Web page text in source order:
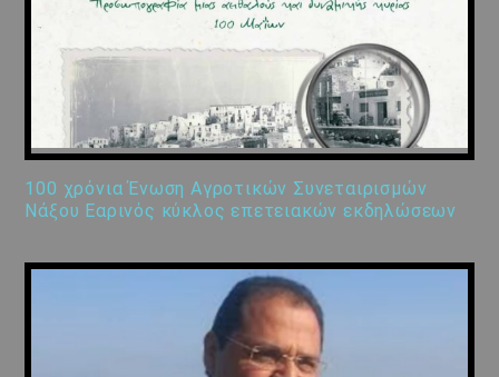
100 χρόνια Ένωση Αγροτικών Συνεταιρισμών
Νάξου Εαρινός κύκλος επετειακών εκδηλώσεων